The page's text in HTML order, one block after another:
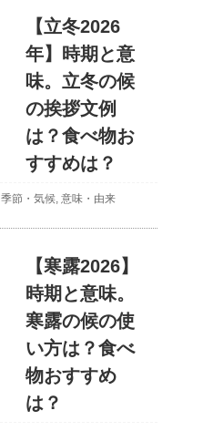
【立冬2026
年】時期と意
味。立冬の候
の挨拶文例
は？食べ物お
すすめは？
季節・気候, 意味・由来
【寒露2026】
時期と意味。
寒露の候の使
い方は？食べ
物おすすめ
は？